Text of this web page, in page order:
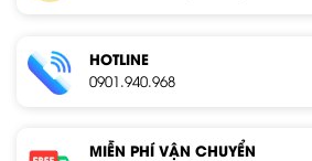
HOTLINE
0901.940.968
MIỄN PHÍ VẬN CHUYỂN